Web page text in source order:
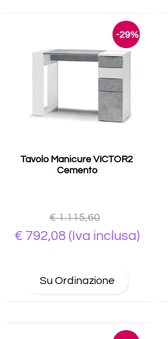
-29%
Tavolo Manicure VICTOR2
Cemento
€ 1.115,60
€ 792,08(Iva inclusa)
Su Ordinazione